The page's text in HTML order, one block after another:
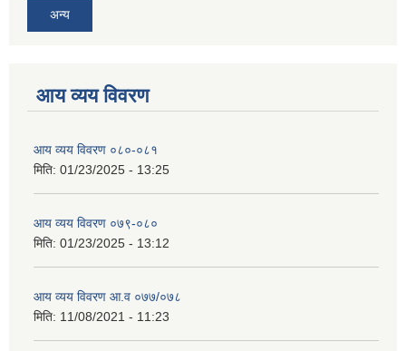
अन्य
आय व्यय विवरण
आय व्यय विवरण ०८०-०८१
मिति: 01/23/2025 - 13:25
आय व्यय विवरण ०७९-०८०
मिति: 01/23/2025 - 13:12
आय व्यय विवरण आ.व ०७७/०७८
मिति: 11/08/2021 - 11:23